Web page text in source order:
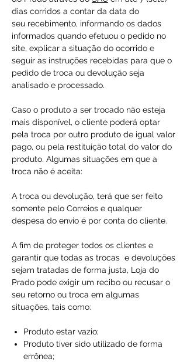
dias corridos a contar da data do
seu recebimento, informando os dados
informados quando efetuou o pedido no
site, explicar a situação do ocorrido e
seguir as instruções recebidas para que o
pedido de troca ou devolução seja
analisado e processado.
Caso o produto a ser trocado não esteja
mais disponível, o cliente poderá optar
pela troca por outro produto de igual valor
pago, ou pela restituição total do valor do
produto. Algumas situações em que a
troca não é aceita:
A troca ou devolução, terá que ser feito
somente pelo Correios e qualquer
despesa do envio é por conta do cliente.
A fim de proteger todos os clientes e
garantir que todas as trocas e devoluções
sejam tratadas de forma justa, Loja do
Prado pode exigir um recibo ou recusar o
seu retorno ou troca em algumas
situações, tais como:
Produto estar vazio;
Produto tiver sido utilizado de forma
errônea;